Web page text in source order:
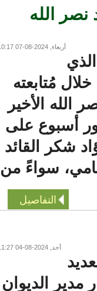
الله
أربعاء, 2024-08-07 10:17
مُتابعته
الأخير
أسبوع على
شكر القائد
سواءً من
التفاصيل
الديوان